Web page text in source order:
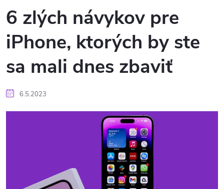
6 zlých návykov pre
iPhone, ktorých by ste
sa mali dnes zbaviť
6.5.2023